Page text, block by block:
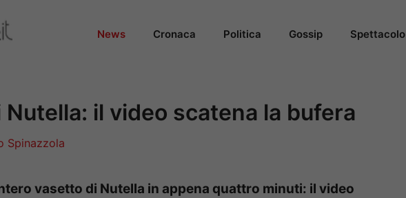
News Cronaca Politica Gossip Spettacolo
Nutella: il video scatena la bufera
Spinazzola
vasetto di Nutella in appena quattro minuti: il video